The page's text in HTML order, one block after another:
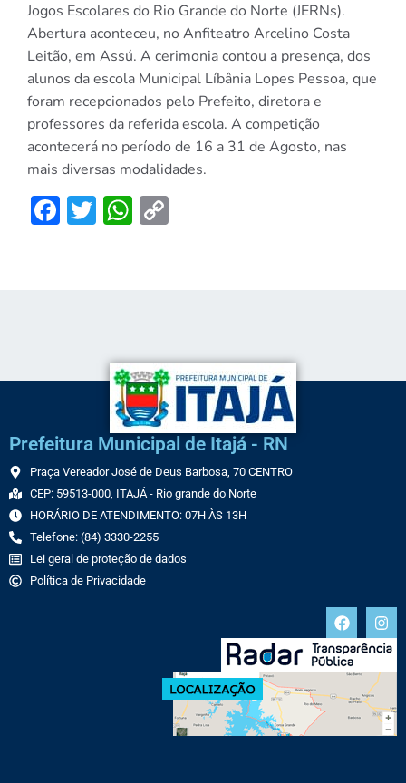
Jogos Escolares do Rio Grande do Norte (JERNs).
Abertura aconteceu, no Anfiteatro Arcelino Costa
Leitão, em Assú. A cerimonia contou a presença, dos
alunos da escola Municipal Líbânia Lopes Pessoa, que
foram recepcionados pelo Prefeito, diretora e
professores da referida escola. A competição
acontecerá no período de 16 a 31 de Agosto, nas
mais diversas modalidades.
Facebook
TwitterWhatsApp
Prefeitura Municipal de Itajá - RN
Praça Vereador José de Deus Barbosa, 70 CENTRO
CEP: 59513-000, ITAJÁ - Rio grande do Norte
HORÁRIO DE ATENDIMENTO: 07H ÀS 13H
Telefone: (84) 3330-2255
Lei geral de proteção de dados
Política de Privacidade